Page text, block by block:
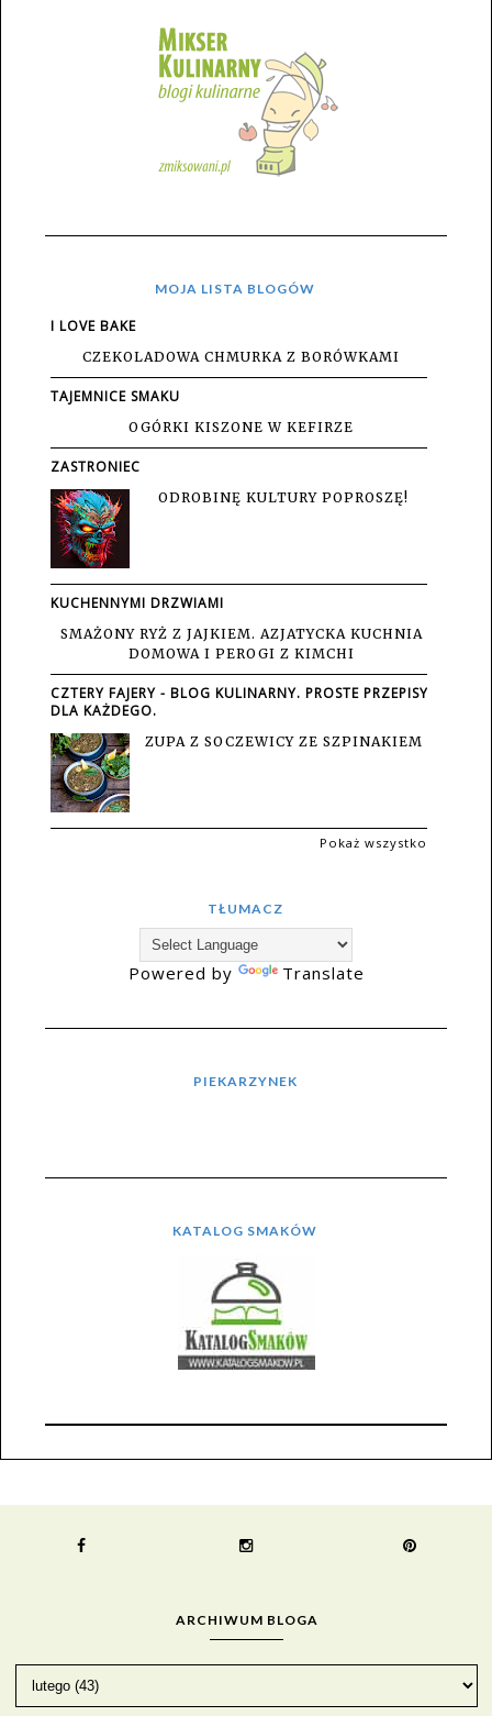
MOJA LISTA BLOGÓW
I LOVE BAKE
CZEKOLADOWA CHMURKA Z BORÓWKAMI
TAJEMNICE SMAKU
OGÓRKI KISZONE W KEFIRZE
ZASTRONIEC
ODROBINĘ KULTURY POPROSZĘ!
KUCHENNYMI DRZWIAMI
SMAŻONY RYŻ Z JAJKIEM. AZJATYCKA KUCHNIA
DOMOWA I PEROGI Z KIMCHI
CZTERY FAJERY - BLOG KULINARNY. PROSTE PRZEPISY
DLA KAŻDEGO.
ZUPA Z SOCZEWICY ZE SZPINAKIEM
Pokaż wszystko
TŁUMACZ
Powered by Translate
PIEKARZYNEK
KATALOG SMAKÓW
ARCHIWUM BLOGA